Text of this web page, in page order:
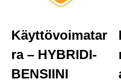
Käyttövoimatar
ra – HYBRIDI-
BENSIINI